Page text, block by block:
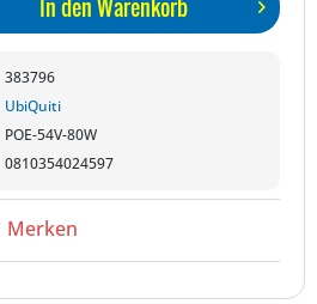
In denWarenkorb
383796
UbiQuiti
POE-54V-80W
0810354024597
Merken